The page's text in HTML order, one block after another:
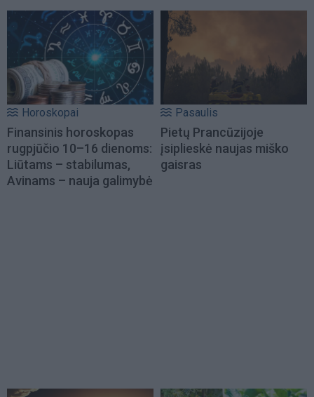
Horoskopai
Finansinis horoskopas
rugpjūčio 10–16 dienoms:
Liūtams – stabilumas,
Avinams – nauja galimybė
Pasaulis
Pietų Prancūzijoje
įsiplieskė naujas miško
gaisras